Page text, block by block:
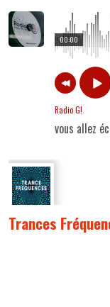
00:00
Radio G!
vous allez
Trances